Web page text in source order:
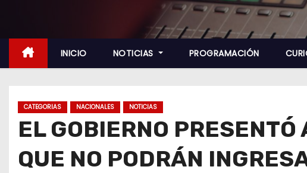
i
INICIO NOTICIAS PROGRAMACIÓN
CATEGORIAS NACIONALES NOTICIAS
EL GOBIERNO
QUE NO PODRÁN